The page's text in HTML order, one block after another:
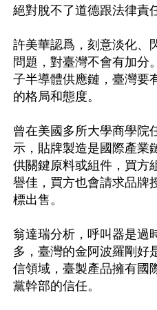
絕對脫不了道德跟法律責
許美華認爲，刻意淡化、
問題，對臺灣不會有加分
子半導體供應鏈，臺灣要
的格局和態度。
曾在美國多所大學商學院
示，貼牌製造是國際產業
供關鍵原料或組件，買方
譽佳，買方也會請求品牌
標出售。
翁達瑞分析，呼叫器是過
多，臺灣的金阿波羅剛好
信領域，臺製產品擁有國
黨幹部的信任。